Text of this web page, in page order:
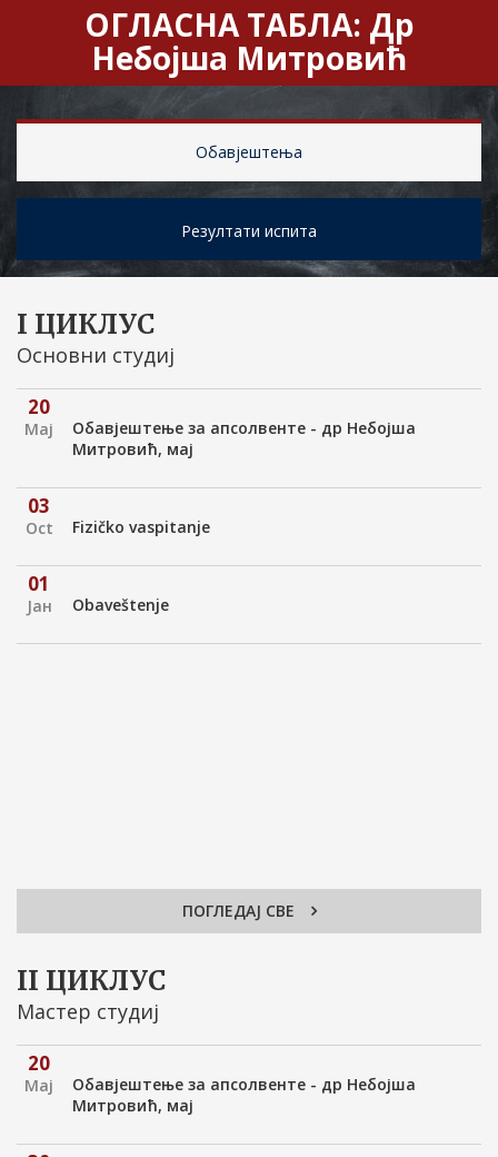
ОГЛАСНА ТАБЛА: Др
Небојша Митровић
Обавјештења
Резултати испита
I ЦИКЛУС
Основни студиј
20
Мај
Обавјештење за апсолвенте - др Небојша
Митровић, мај
03
Oct Fizičko vaspitanje
01
Јан Obaveštenje
ПОГЛЕДАЈ СВЕ
II ЦИКЛУС
Мастер студиј
20
Мај
Обавјештење за апсолвенте - др Небојша
Митровић, мај